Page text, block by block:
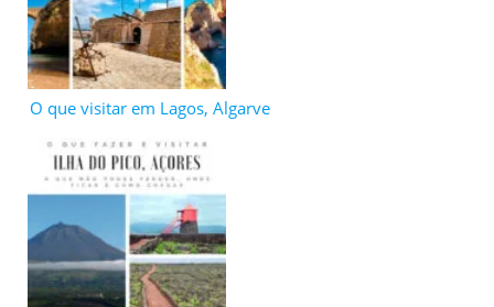
O que visitar em Lagos, Algarve